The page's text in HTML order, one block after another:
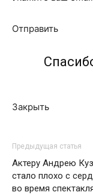
Отправить
Закрыть
Предыдущая статья
Актеру Андрею
стало плохо с
во время